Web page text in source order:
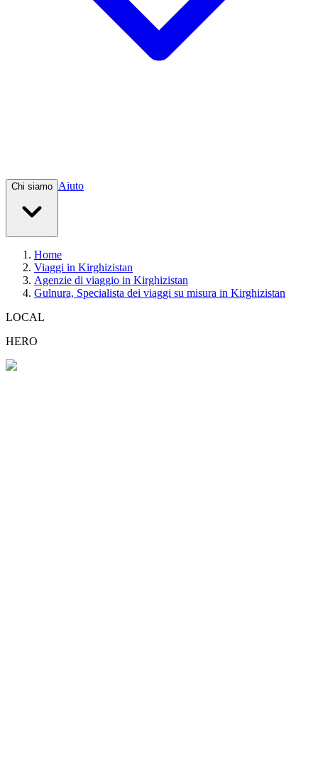
Chi siamo Aiuto
Home
Viaggi in Kirghizistan
Agenzie di viaggio in Kirghizistan
Gulnura, Specialista dei viaggi su misura in Kirghizistan
LOCAL
HERO